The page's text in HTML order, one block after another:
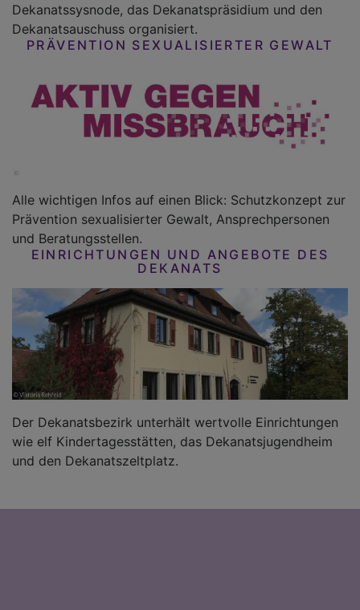
Dekanatssysnode, das Dekanatspräsidium und den
Dekanatsauschuss organisiert.
PRÄVENTION SEXUALISIERTER GEWALT
Alle wichtigen Infos auf einen Blick: Schutzkonzept zur
Prävention sexualisierter Gewalt, Ansprechpersonen
und Beratungsstellen.
EINRICHTUNGEN UND ANGEBOTE DES
DEKANATS
Der Dekanatsbezirk unterhält wertvolle Einrichtungen
wie elf Kindertagesstätten, das Dekanatsjugendheim
und den Dekanatszeltplatz.